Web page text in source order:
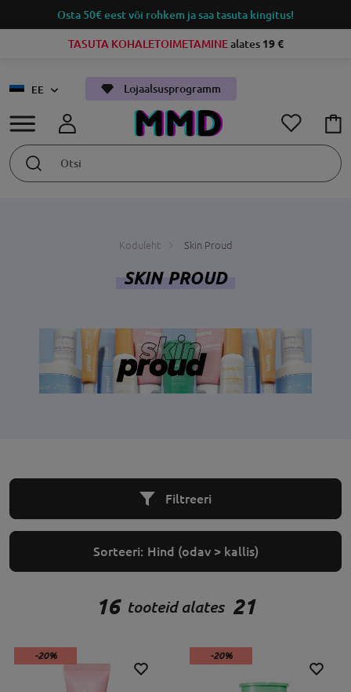
Osta 50€ eest või rohkem ja saa tasuta kingitus!
TASUTA KOHALETOIMETAMINEalates 19 €
Lojaalsusprogramm
EE
Koduleht Skin Proud
SKIN PROUD
16 tooteid alates 21
Sorteeri: Hind (odav > kallis)
Filtreeri
-20% -20%